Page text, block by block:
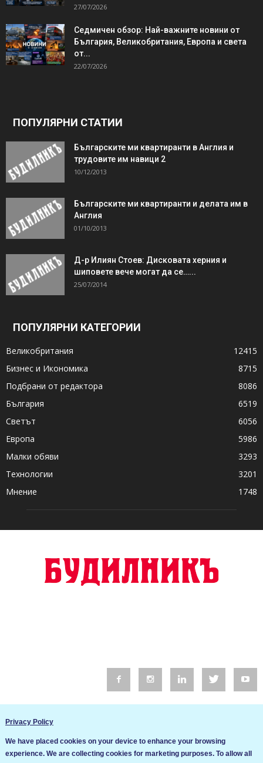
27/07/2026
Седмичен обзор: Най-важните новини от
България, Великобритания, Европа и света
от...
22/07/2026
ПОПУЛЯРНИ СТАТИИ
Българските ми квартиранти в Англия и
трудовите им навици 2
10/12/2013
Българските ми квартиранти и делата им в
Англия
01/10/2013
Д-р Илиян Стоев: Дисковата херния и
шиповете вече могат да се…...
25/07/2014
ПОПУЛЯРНИ КАТЕГОРИИ
Великобритания
12415
Бизнес и Икономика
8715
Подбрани от редактора
8086
България
6519
Светът
6056
Европа
5986
Малки обяви
3293
Технологии
3201
Мнение
1748
Общи условия
Privacy Policy
We have placed cookies on your device to enhance your browsing
experience. We are collecting cookies for marketing purposes. To allow all
Ние използваме бисквитки за да подобрим услугите си. Ако